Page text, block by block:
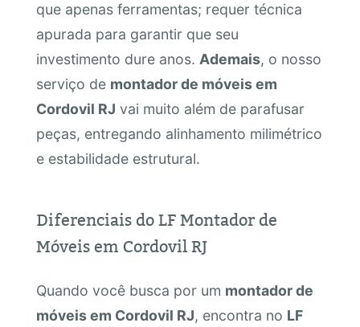
que apenas ferramentas; requer técnica
apurada para garantir que seu
investimento dure anos. Ademais, o nosso
serviço de montador de móveis em
Cordovil RJ vai muito além de parafusar
peças, entregando alinhamento milimétrico
e estabilidade estrutural.
Diferenciais do LF Montador de
Móveis em Cordovil RJ
Quando você busca por um montador de
móveis em Cordovil RJ, encontra no LF